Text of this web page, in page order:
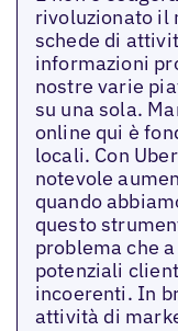
rivoluzionato il
schede di
informazioni
nostre varie
su una sola.
online qui è
locali. Con
notevole
quando
questo
problema che
potenziali
incoerenti. In
attività di